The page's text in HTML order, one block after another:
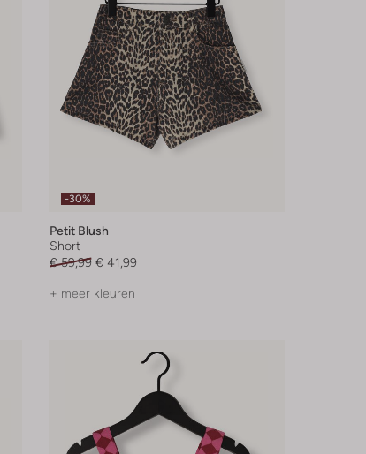
-30%
Petit Blush
Short
€ 59,99 € 41,99
+ meer kleuren